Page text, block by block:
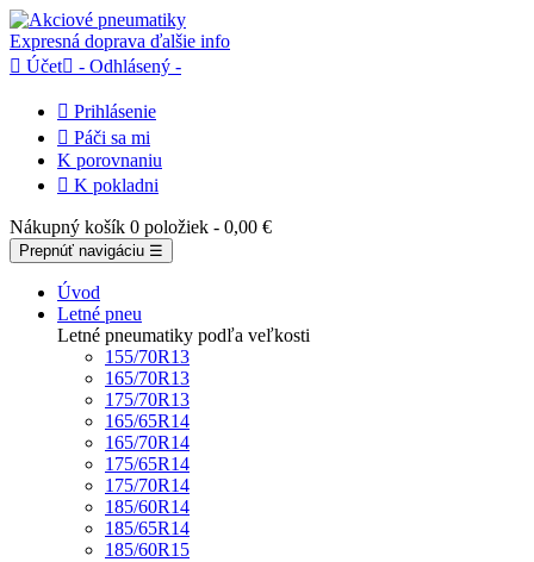
Expresná doprava ďalšie info
 Účet - Odhlásený -
 Prihlásenie
 Páči sa mi
K porovnaniu
 K pokladni
Nákupný košík 0 položiek - 0,00 €
Prepnúť navigáciu ☰
Úvod
Letné pneu
Letné pneumatiky podľa veľkosti
155/70R13
165/70R13
175/70R13
165/65R14
165/70R14
175/65R14
175/70R14
185/60R14
185/65R14
185/60R15